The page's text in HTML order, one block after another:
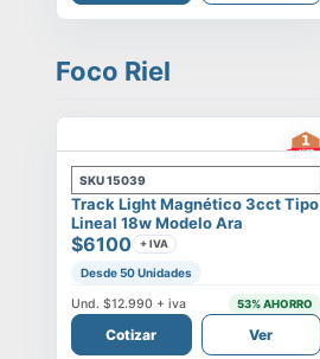
Foco Riel
SKU15039
Track Light Magnético 3cct Tipo
Lineal 18w Modelo Ara
$6100 + IVA
Desde 50 Unidades
Und.$12.990 + iva 53% AHORRO
Cotizar Ver